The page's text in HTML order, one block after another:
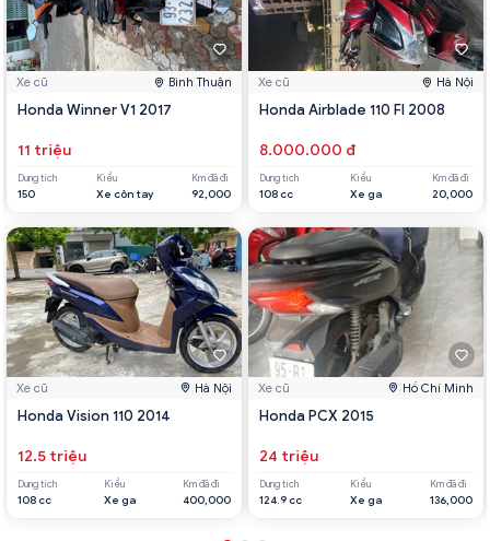
Xe cũ Bình Thuận
Honda Winner V1 2017
11 triệu
Dung tích
150
Kiểu
Xe côn tay
Km đã đi
92,000
Xe cũ Hà Nội
Honda Vision 110 2014
12.5 triệu
Dung tích
108 cc
Kiểu
Xe ga
Km đã đi
400,000
Xe cũ Hà Nội
Honda Airblade 110 FI 2008
8.000.000 đ
Dung tích
108 cc
Kiểu
Xe ga
Km đã đi
20,000
Xe cũ Hồ Chí Minh
Honda PCX 2015
24 triệu
Dung tích
124.9 cc
Kiểu
Xe ga
Km đã đi
136,000